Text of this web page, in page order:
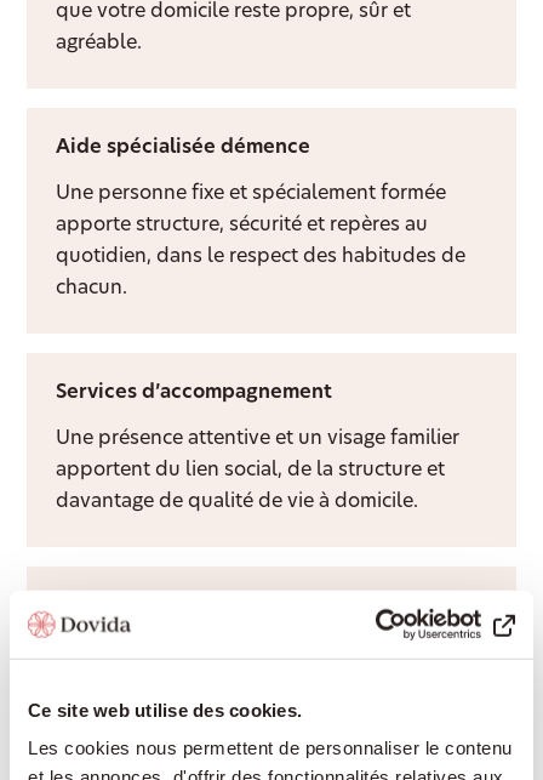
Ce site web utilise des cookies.
Les cookies nous permettent de personnaliser le contenu
que votre domicile reste propre, sûr et
agréable.
Aide spécialisée démence
Une personne fixe et spécialement formée
apporte structure, sécurité et repères au
quotidien, dans le respect des habitudes de
chacun.
Services d’accompagnement
Une présence attentive et un visage familier
apportent du lien social, de la structure et
davantage de qualité de vie à domicile.
l’accompagnement au rythme de votre
rétablissement.